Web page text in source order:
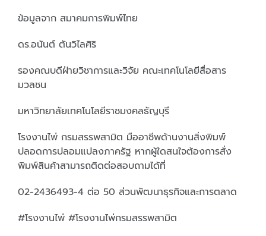
ข้อมูลจาก สมาคมการพิมพ์ไทย
ดร.อนันต์ ตันวิไลศิริ
รองคณบดีฝ่ายวิชาการและวิจัย คณะเทคโนโลยีสื่อสาร
มวลชน
มหาวิทยาลัยเทคโนโลยีราชมงคลธัญบุรี
โรงงานไพ่ กรมสรรพสามิต มืออาชีพด้านงานสิ่งพิมพ์
ปลอดการปลอมแปลงภาครัฐ หากผู้ใดสนใจต้องการสั่ง
พิมพ์สินค้าสามารถติดต่อสอบถามได้ที่
02-2436493-4 ต่อ 50 ส่วนพัฒนาธุรกิจและการตลาด
#โรงงานไพ่ #โรงงานไพ่กรมสรรพสามิต